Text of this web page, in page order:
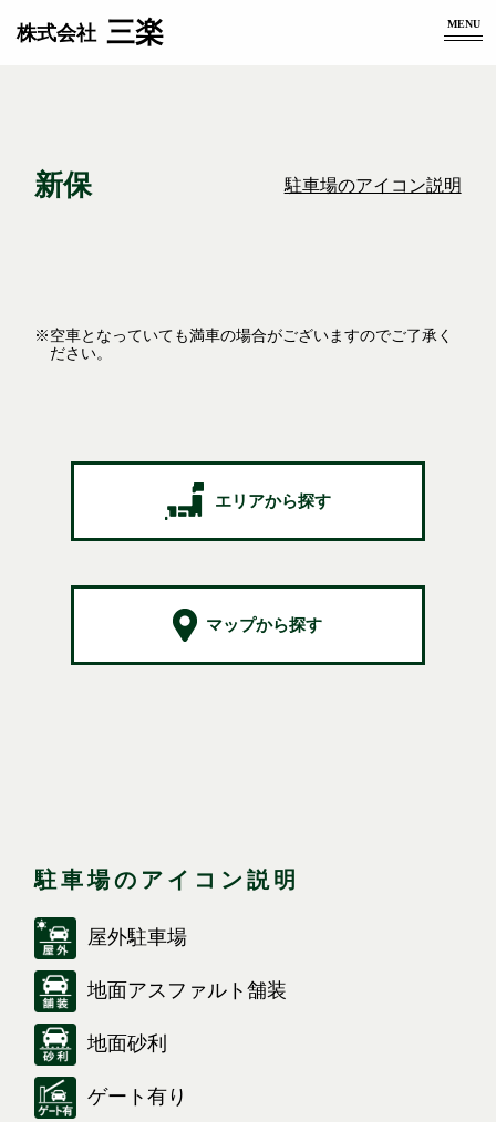
株式会社 三楽 MENU
新保 駐車場のアイコン説明
※空車となっていても満車の場合がございますのでご了承く
ださい。
エリアから探す
マップから探す
駐車場のアイコン説明
屋外駐車場
地面アスファルト舗装
地面砂利
ゲート有り